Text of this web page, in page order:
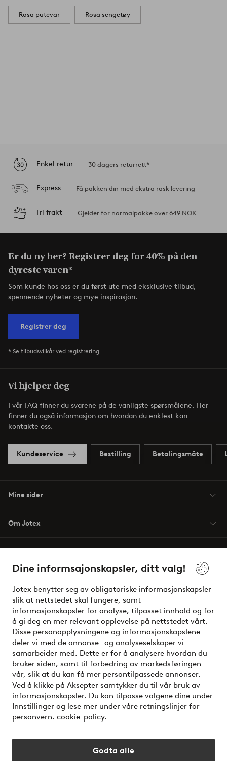
Dine informsajonskapsler, ditt valg!
Jotex benytter seg av obligatoriske informasjonskapsler
slik at nettstedet skal fungere, samt
informasjonskapsler for analyse, tilpasset innhold og for
å gi deg en mer relevant opplevelse på nettstedet vårt.
Disse personopplysningene og informasjonskapslene
deler vi med de annonse- og analyseselskaper vi
samarbeider med. Dette er for å analysere hvordan du
bruker siden, samt til forbedring av markedsføringen
vår, slik at du kan få mer persontilpassede annonser.
Ved å klikke på Aksepter samtykker du til vår bruk av
informasjonskapsler. Du kan tilpasse valgene dine under
Innstillinger og lese mer under våre retningslinjer for
personvern. cookie-policy.
Godta alle
Rosa putevar Rosa sengetøy
Enkel retur 30 dagers returrett*
Express Få pakken din med ekstra rask levering
Fri frakt Gjelder for normalpakke over 649 NOK
Er du ny her? Registrer deg for 40% på den
dyreste varen*
Som kunde hos oss er du først ute med eksklusive tilbud,
spennende nyheter og mye inspirasjon.
Registrer deg
* Se tilbudsvilkår ved registrering
Vi hjelper deg
I vår FAQ finner du svarene på de vanligste spørsmålene. Her
finner du også informasjon om hvordan du enklest kan
kontakte oss.
Kundeservice Bestilling Betalingsmåte
Mine sider
Om Jotex
Venner
Sikre betalinger - Betal direkte eller del opp
Vil du vite mer om våre betalingsalternativer?
elpy